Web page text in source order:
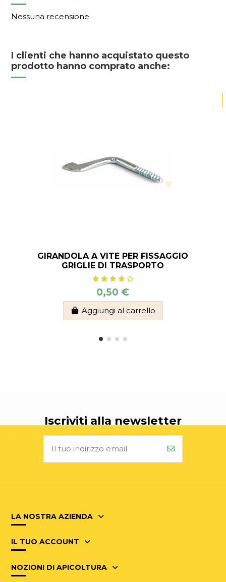
Nessuna recensione
I clienti che hanno acquistato questo
prodotto hanno comprato anche:
GIRANDOLA A VITE PER FISSAGGIO
GRIGLIE DI TRASPORTO
0,50 €
Aggiungi al carrello
Iscriviti alla newsletter
LA NOSTRA AZIENDA
IL TUO ACCOUNT
NOZIONI DI APICOLTURA